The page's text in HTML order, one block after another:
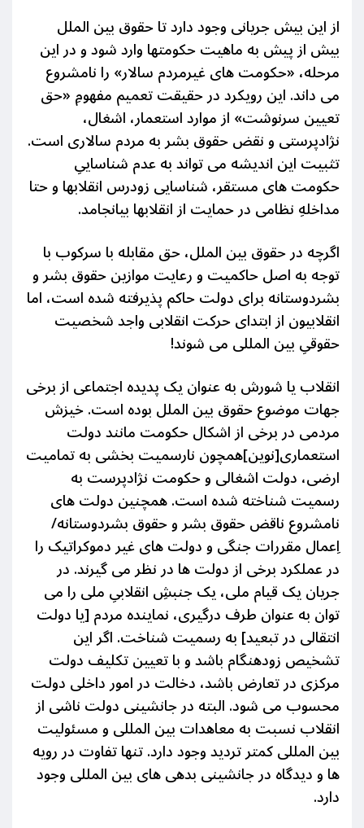
از این بیشجریانی وجود دارد تا حقوق بین الملل
بیش از پیش به ماهیت حکومتها وارد شود و در این
مرحله، «حکومت های غیرمردم سالار» را نامشروع
می داند. این رویکرد در حقیقت تعمیم مفهومِ «حق
تعیین سرنوشت» از موارد استعمار، اشغال،
نژادپرستی و نقض حقوق بشر به مردم سالاری است.
تثبیت این اندیشه می تواند به عدم شناساییِ
حکومت های مستقر، شناسایی زودرس انقلابها و حتا
مداخلهِ نظامی در حمایت از انقلابها بیانجامد.
اگرچه در حقوق بین الملل، حق مقابله با سرکوب با
توجه به اصل حاکمیت و رعایت موازین حقوق بشر و
بشردوستانه برای دولت حاکم پذیرفته شده است، اما
انقلابیون از ابتدای حرکت انقلابی واجد شخصیت
حقوقیِ بین المللی می شوند!
انقلاب یا شورش به عنوان یک پدیده اجتماعی از برخی
جهات موضوعحقوق بین المللبوده است.خیزش
مردمی در برخی از اشکالحکومت مانند دولت
استعماری[نوین]همچون نارسمیت بخشیبه تمامیت
ارضی، دولت اشغالی و حکومت نژادپرست به
رسمیت شناخته شده است.همچنیندولت های
نامشروع ناقض حقوق بشر و حقوقبشردوستانه/
اِعمال مقررات جنگی و دولت های غیر دموکراتیک را
در عملکرد برخی از دولت ها در نظر می گیرند. در
جریان یک قیام ملی، یک جنبشِ انقلابیِ ملی را می
توان به عنوان طرف درگیری، نماینده مردم [یا دولت
انتقالی در تبعید] به رسمیت شناخت. اگر این
تشخیص زودهنگام باشد و با تعیین تکلیف دولت
مرکزی در تعارض باشد،دخالت در امور داخلی دولت
محسوب می شود. البته در جانشینی دولت ناشی از
انقلابنسبت بهمعاهدات بین المللی و مسئولیت
بین المللیکمترتردید وجود دارد. تنها تفاوت در رویه
ها ودیدگاهدر جانشینی بدهی های بین المللی وجود
دارد.